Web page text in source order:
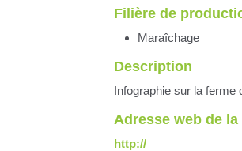
Filière de
Maraîchage
Description
Infographie sur la ferme
Adresse web de
http://